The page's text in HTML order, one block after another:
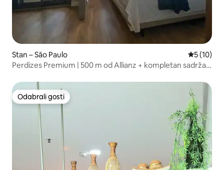
Stan – São Paulo Prosječna
5 (10)
Perdizes Premium | 500 m od Allianz + kompletan sadržaj
Odabrali gosti
Odabrali gosti